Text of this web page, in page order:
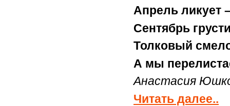
Апрель ликует
Сентябрь
Толковый
А мы
Анастасия
Читать далее..